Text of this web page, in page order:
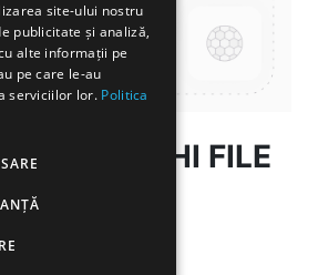
CU MUSCHI FILE
6-15,2026-6-18
site-ului nostru
publicitate și analiză,
alte informații pe
pe care le-au
serviciilor lor. Politica